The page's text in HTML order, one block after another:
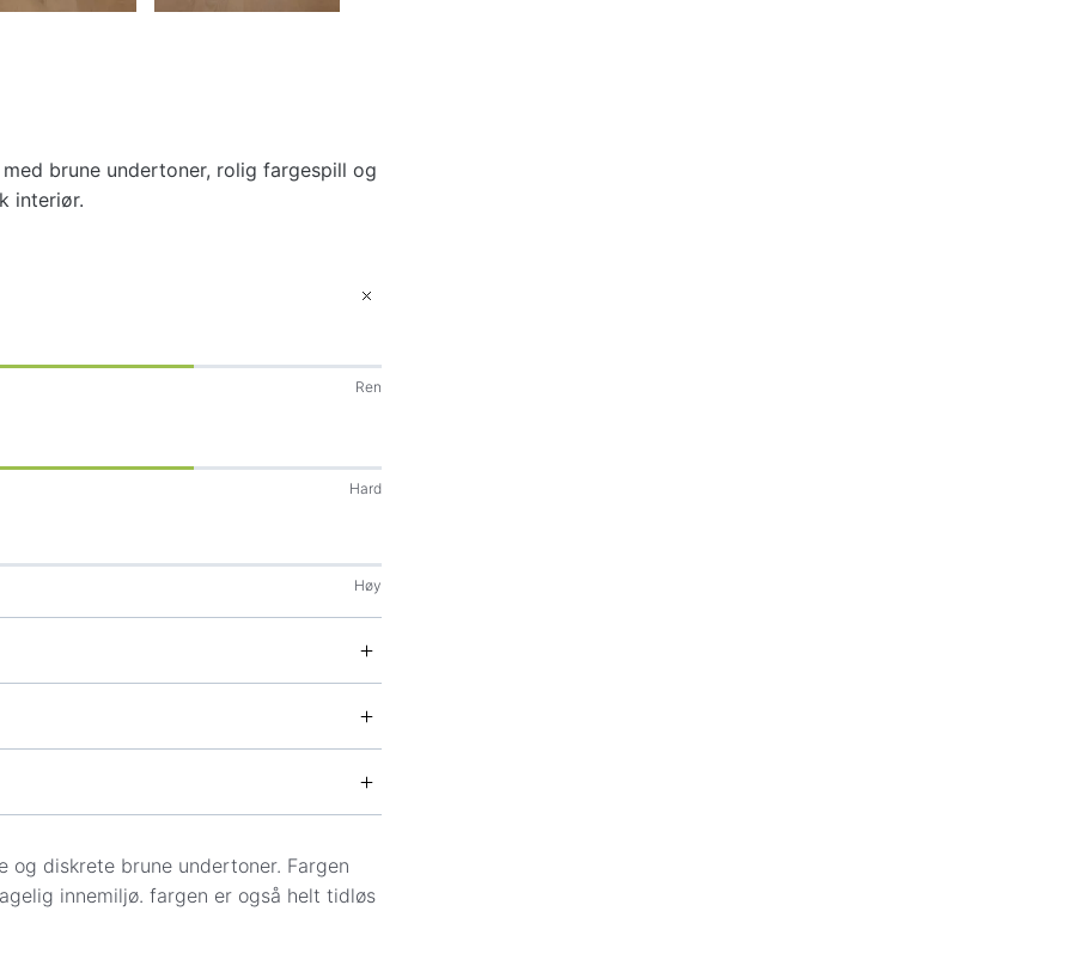
brune undertoner, rolig fargespill og
interiør.
Ren
Hard
Høy
tørrmopping.
fuktig mopp eller klut og lite vann –
(for eksempel Mastercleaner eller
misfarging og oppsvelling.
og kontaktinformasjon.
diskrete brune undertoner. Fargen
innemiljø. fargen er også helt tidløs